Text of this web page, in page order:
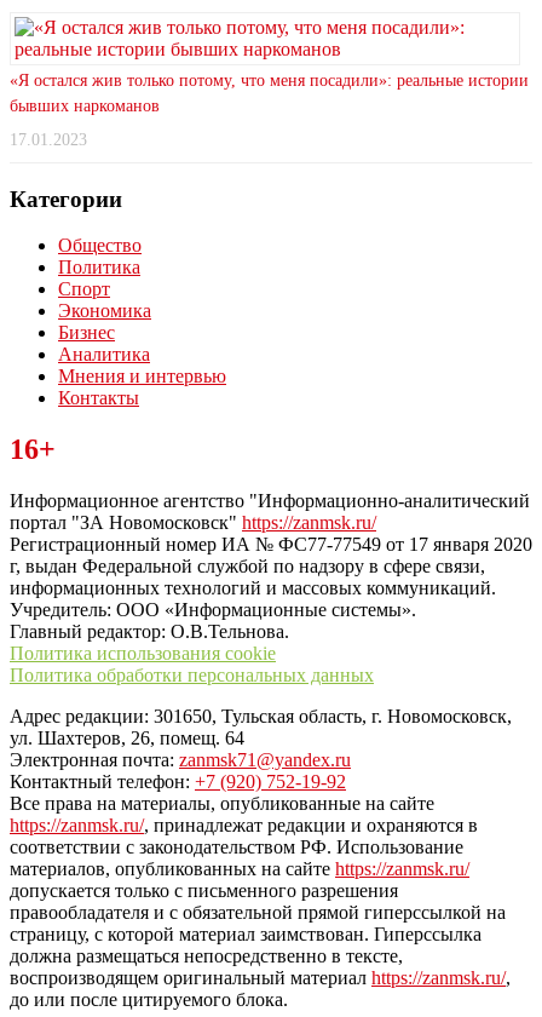
«Я остался жив только потому, что меня посадили»: реальные истории
бывших наркоманов
17.01.2023
Категории
Общество
Политика
Спорт
Экономика
Бизнес
Аналитика
Мнения и интервью
Контакты
Читайте последние новости дня в Тульской области на сайте
“ЗаНовомосковск”
16+
Информационное агентство "Информационно-аналитический
портал "ЗА Новомосковск" https://zanmsk.ru/
Регистрационный номер ИА № ФС77-77549 от 17 января 2020
г, выдан Федеральной службой по надзору в сфере связи,
информационных технологий и массовых коммуникаций.
Учредитель: ООО «Информационные системы».
Главный редактор: О.В.Тельнова.
Политика использования cookie
Политика обработки персональных данных
Адрес редакции: 301650, Тульская область, г. Новомосковск,
ул. Шахтеров, 26, помещ. 64
Электронная почта: zanmsk71@yandex.ru
Контактный телефон: +7 (920) 752-19-92
Все права на материалы, опубликованные на сайте
https://zanmsk.ru/, принадлежат редакции и охраняются в
соответствии с законодательством РФ. Использование
материалов, опубликованных на сайте https://zanmsk.ru/
допускается только с письменного разрешения
правообладателя и с обязательной прямой гиперссылкой на
страницу, с которой материал заимствован. Гиперссылка
должна размещаться непосредственно в тексте,
воспроизводящем оригинальный материал https://zanmsk.ru/,
до или после цитируемого блока.